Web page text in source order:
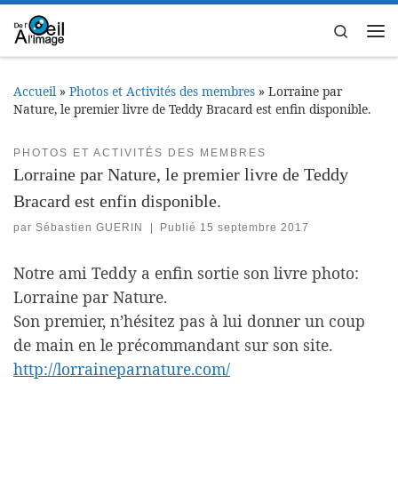
Passer au contenu
Search
Accueil » Photos et Activités des membres » Lorraine par
Nature, le premier livre de Teddy Bracard est enfin disponible.
PHOTOS ET ACTIVITÉS DES MEMBRES
Lorraine par Nature, le premier livre de Teddy
Bracard est enfin disponible.
par Sébastien GUERIN Publié 15 septembre 2017
Notre ami Teddy a enfin sortie son livre photo:
Lorraine par Nature.
Son premier, n’hésitez pas à lui donner un coup
de main en le précommandant sur son site.
http://lorraineparnature.com/